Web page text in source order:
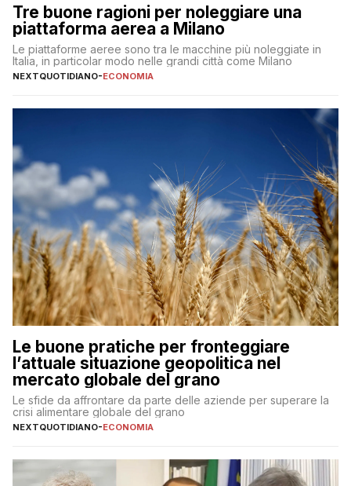
Tre buone ragioni per noleggiare una
piattaforma aerea a Milano
Le piattaforme aeree sono tra le macchine più noleggiate in
Italia, in particolar modo nelle grandi città come Milano
NEXTQUOTIDIANO-ECONOMIA
Le buone pratiche per fronteggiare
l’attuale situazione geopolitica nel
mercato globale del grano
Le sfide da affrontare da parte delle aziende per superare la
crisi alimentare globale del grano
NEXTQUOTIDIANO-ECONOMIA